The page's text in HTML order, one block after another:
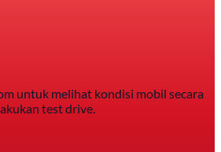
untuk melihat kondisi mobil secara
test drive.